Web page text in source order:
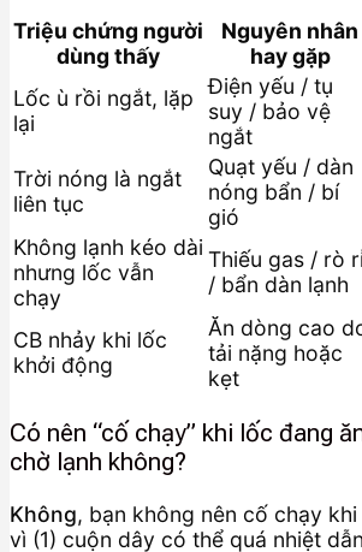
Triệu chứng người
dùng thấy
Nguyên nhân
hay gặp
Lốc ù rồi ngắt, lặp
lại
Điện yếu / tụ
suy / bảo vệ
ngắt
Trời nóng là ngắt
liên tục
Quạt yếu / dàn
nóng bẩn / bí
gió
Không lạnh kéo dài
nhưng lốc vẫn
chạy
Thiếu gas / rò
/ bẩn dàn lạnh
CB nhảy khi lốc
khởi động
Ăn dòng cao
tải nặng hoặc
kẹt
Có nên “cố chạy” khi lốc đang
chờ lạnh không?
Không, bạn không nên cố chạy
vì (1) cuộn dây có thể quá nhiệt